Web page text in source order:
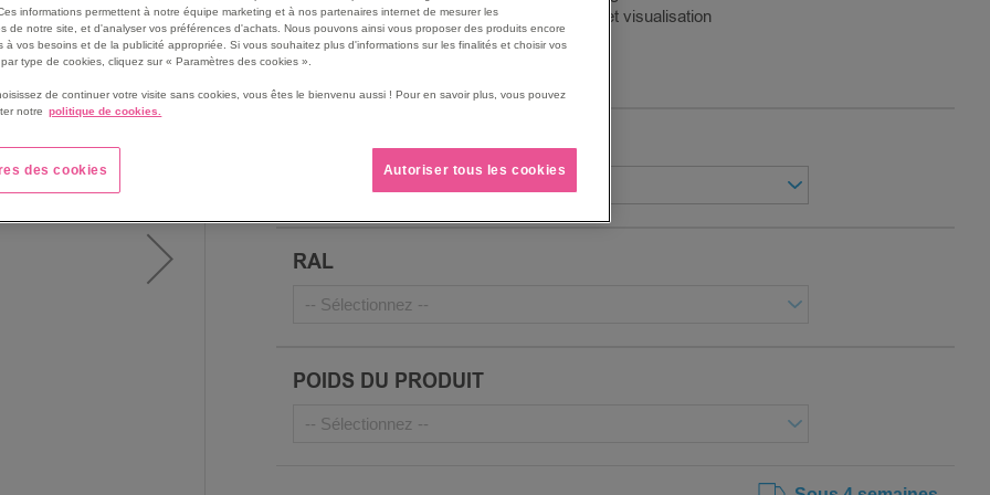
Portes ventilées pour une bonne aération et visualisation
du contenu
Voir le descriptif complet
PORTE COLORIS
RAL
POIDS DU PRODUIT
informations permettent à notre équipe marketing et à nos partenaires internet de mesurer les
de notre site, et d'analyser vos préférences d'achats. Nous pouvons ainsi vous proposer des produits encore
à vos besoins et de la publicité appropriée. Si vous souhaitez plus d'informations sur les finalités et choisir vos
type de cookies, cliquez sur « Paramètres des cookies ».
de continuer votre visite sans cookies, vous êtes le bienvenu aussi ! Pour en savoir plus, vous pouvez
notre politique de cookies.
des cookies Autoriser tous les cookies